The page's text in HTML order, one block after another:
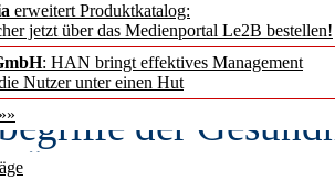
erweitert Produktkatalog:
jetzt über das Medienportal Le2B bestellen!
: HAN bringt effektives Management
Nutzer unter einen Hut
Intelligenz
zu verstehen
der